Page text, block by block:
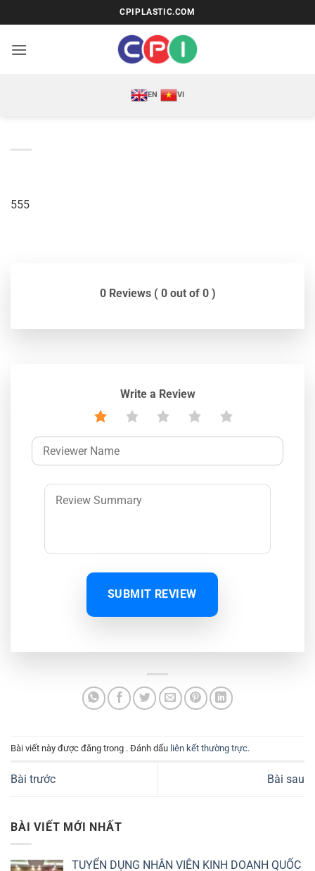
qua
nội
CPIPLASTIC.COM
EN VI
555
0 Reviews ( 0 out of 0 )
Write a Review
SUBMIT REVIEW
Bài viết này được đăng trong . Đánh dấu liên kết thường trực.
Bài trước Bài sau
BÀI VIẾT MỚI NHẤT
TUYỂN DỤNG NHÂN VIÊN KINH DOANH QUỐC